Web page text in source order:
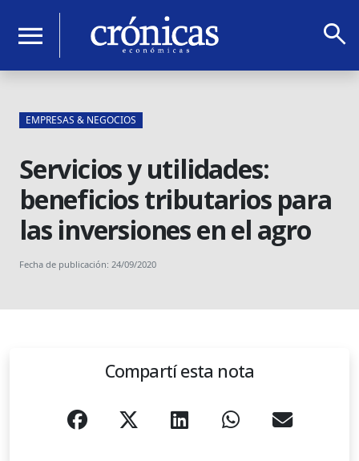
menu search
EMPRESAS & NEGOCIOS
Servicios y utilidades:
beneficios tributarios para
las inversiones en el agro
Fecha de publicación: 24/09/2020
Compartí esta nota